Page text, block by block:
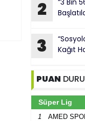
2
3
Kağıt
PUAN
Süper Lig
1
AMED